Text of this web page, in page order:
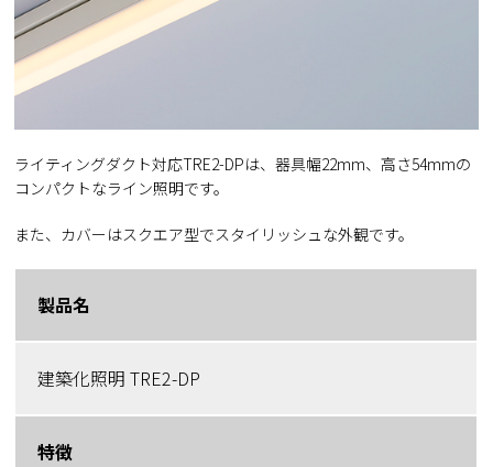
ライティングダクト対応TRE2-DPは、器具幅22mm、高さ54mmの
コンパクトなライン照明です。
また、カバーはスクエア型でスタイリッシュな外観です。
製品名
建築化照明 TRE2-DP
特徴